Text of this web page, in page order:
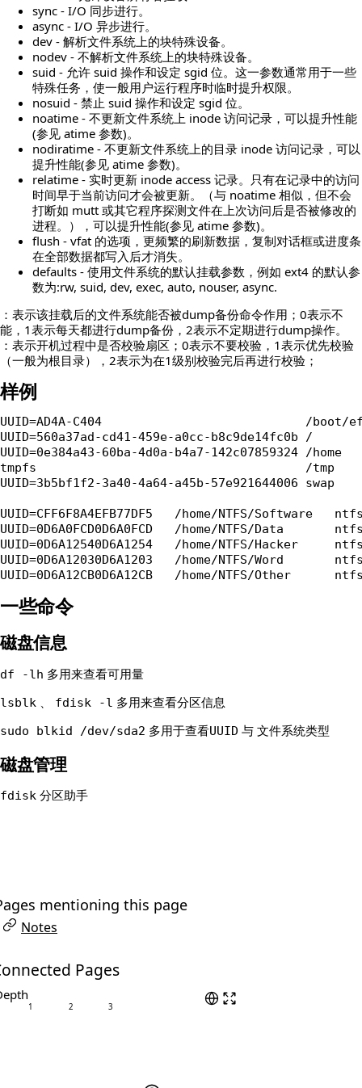
sync - I/O 同步进行。
async - I/O 异步进行。
dev - 解析文件系统上的块特殊设备。
nodev - 不解析文件系统上的块特殊设备。
suid - 允许 suid 操作和设定 sgid 位。这一参数通常用于一些
特殊任务，使一般用户运行程序时临时提升权限。
nosuid - 禁止 suid 操作和设定 sgid 位。
noatime - 不更新文件系统上 inode 访问记录，可以提升性能
(参见 atime 参数)。
nodiratime - 不更新文件系统上的目录 inode 访问记录，可以
提升性能(参见 atime 参数)。
relatime - 实时更新 inode access 记录。只有在记录中的访问
时间早于当前访问才会被更新。（与 noatime 相似，但不会
打断如 mutt 或其它程序探测文件在上次访问后是否被修改的
进程。），可以提升性能(参见 atime 参数)。
flush - vfat 的选项，更频繁的刷新数据，复制对话框或进度条
在全部数据都写入后才消失。
defaults - 使用文件系统的默认挂载参数，例如 ext4 的默认参
数为:rw, suid, dev, exec, auto, nouser, async.
：表示该挂载后的文件系统能否被dump备份命令作用；0表示不
能，1表示每天都进行dump备份，2表示不定期进行dump操作。
：表示开机过程中是否校验扇区；0表示不要校验，1表示优先校验
（一般为根目录），2表示为在1级别校验完后再进行校验；
样例
UUID=AD4A-C404                            /boot/
UUID=560a37ad-cd41-459e-a0cc-b8c9de14fc0b
UUID=0e384a43-60ba-4d0a-b4a7-142c07859324 /
tmpfs                                     /tmp
UUID=3b5bf1f2-3a40-4a64-a45b-57e921644006
UUID=CFF6F8A4EFB77DF5   /home/NTFS/Software
UUID=0D6A0FCD0D6A0FCD   /home/NTFS/Data
UUID=0D6A12540D6A1254   /home/NTFS/Hacker
UUID=0D6A12030D6A1203   /home/NTFS/Word
一些命令
磁盘信息
df -lh 多用来查看可用量
lsblk fdisk -l 多用来查看分区信息
sudo blkid /dev/sda2 多用于查看UUID 与 文件系统类型
磁盘管理
fdisk 分区助手
Pages
mentioning this page
Notes